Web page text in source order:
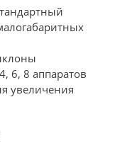
6, 8 аппаратов
увеличения